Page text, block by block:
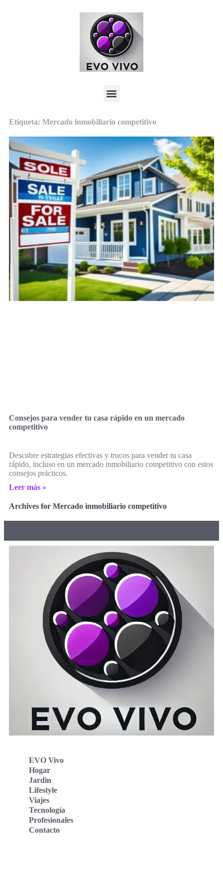
Etiqueta: Mercado inmobiliario competitivo
Consejos para vender tu casa rápido en un mercado
competitivo
Descubre estrategias efectivas y trucos para vender tu casa
rápido, incluso en un mercado inmobiliario competitivo con estos
consejos prácticos.
Leer más »
Archives for Mercado inmobiliario competitivo
EVO Vivo
Hogar
Jardin
Lifestyle
Viajes
Tecnología
Profesionales
Contacto